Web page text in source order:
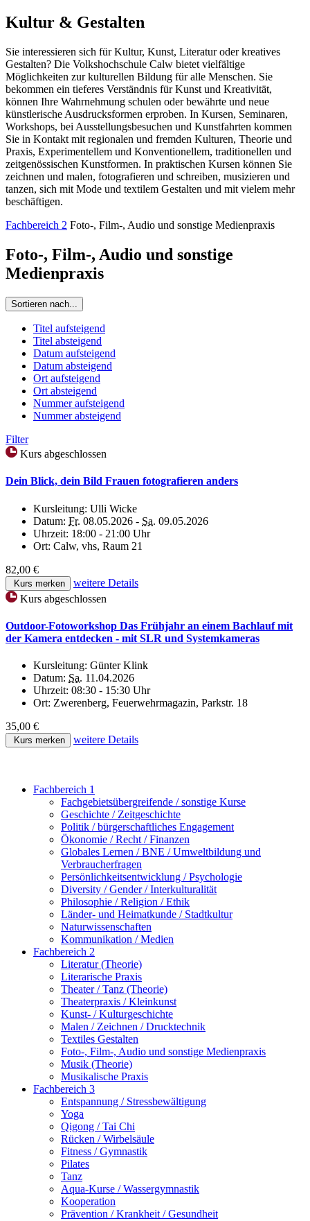
Kultur & Gestalten
Sie interessieren sich für Kultur, Kunst, Literatur oder kreatives
Gestalten? Die Volkshochschule Calw bietet vielfältige
Möglichkeiten zur kulturellen Bildung für alle Menschen. Sie
bekommen ein tieferes Verständnis für Kunst und Kreativität,
können Ihre Wahrnehmung schulen oder bewährte und neue
künstlerische Ausdrucksformen erproben. In Kursen, Seminaren,
Workshops, bei Ausstellungsbesuchen und Kunstfahrten kommen
Sie in Kontakt mit regionalen und fremden Kulturen, Theorie und
Praxis, Experimentellem und Konventionellem, traditionellen und
zeitgenössischen Kunstformen. In praktischen Kursen können Sie
zeichnen und malen, fotografieren und schreiben, musizieren und
tanzen, sich mit Mode und textilem Gestalten und mit vielem mehr
beschäftigen.
Fachbereich 2 Foto-, Film-, Audio und sonstige Medienpraxis
Foto-, Film-, Audio und sonstige
Medienpraxis
Sortieren nach...
Titel aufsteigend
Titel absteigend
Datum aufsteigend
Datum absteigend
Ort aufsteigend
Ort absteigend
Nummer aufsteigend
Nummer absteigend
Filter
Kurs abgeschlossen
Dein Blick, dein Bild Frauen fotografieren anders
Kursleitung: Ulli Wicke
Datum: Fr. 08.05.2026 - Sa. 09.05.2026
Uhrzeit: 18:00 - 21:00 Uhr
Ort: Calw, vhs, Raum 21
82,00 €
Kurs merken
weitere Details
Kurs abgeschlossen
Outdoor-Fotoworkshop Das Frühjahr an einem Bachlauf mit
der Kamera entdecken - mit SLR und Systemkameras
Kursleitung: Günter Klink
Datum: Sa. 11.04.2026
Uhrzeit: 08:30 - 15:30 Uhr
Ort: Zwerenberg, Feuerwehrmagazin, Parkstr. 18
35,00 €
Kurs merken weitere Details
Fachbereich 1
Fachgebietsübergreifende / sonstige Kurse
Geschichte / Zeitgeschichte
Politik / bürgerschaftliches Engagement
Ökonomie / Recht / Finanzen
Globales Lernen / BNE / Umweltbildung und
Verbraucherfragen
Persönlichkeitsentwicklung / Psychologie
Diversity / Gender / Interkulturalität
Philosophie / Religion / Ethik
Länder- und Heimatkunde / Stadtkultur
Naturwissenschaften
Kommunikation / Medien
Fachbereich 2
Literatur (Theorie)
Literarische Praxis
Theater / Tanz (Theorie)
Theaterpraxis / Kleinkunst
Kunst- / Kulturgeschichte
Malen / Zeichnen / Drucktechnik
Textiles Gestalten
Foto-, Film-, Audio und sonstige Medienpraxis
Musik (Theorie)
Musikalische Praxis
Fachbereich 3
Entspannung / Stressbewältigung
Yoga
Qigong / Tai Chi
Rücken / Wirbelsäule
Fitness / Gymnastik
Pilates
Tanz
Aqua-Kurse / Wassergymnastik
Kooperation
Prävention / Krankheit / Gesundheit